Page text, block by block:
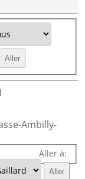
Ambilly-
Aller à: